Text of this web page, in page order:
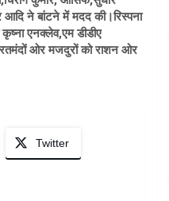
ने बांटने में मदद की।रिस्पना
कृष्ना एनक्लेव,एम डीडीए
ओर मजदुरों को राशन ओर
Twitter